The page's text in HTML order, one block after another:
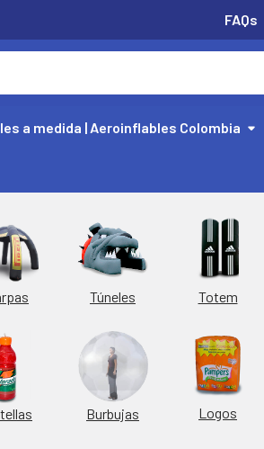
FAQs
a medida | Aeroinflables Colombia
Túneles Totem
Burbujas Logos